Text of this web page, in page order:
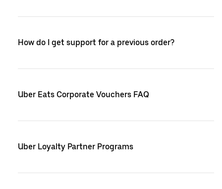
How do I get support for a previous order?
Uber Eats Corporate Vouchers FAQ
Uber Loyalty Partner Programs